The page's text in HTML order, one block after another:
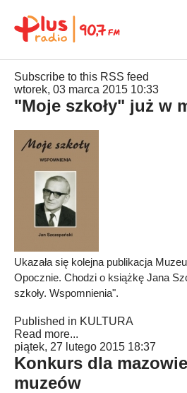
Subscribe to this RSS feed
wtorek, 03 marca 2015 10:33
"Moje szkoły" już w
Ukazała się kolejna publikacja
Opocznie. Chodzi o książkę Jana
szkoły. Wspomnienia".
Published in KULTURA
Read more...
piątek, 27 lutego 2015 18:37
Konkurs dla
muzeów